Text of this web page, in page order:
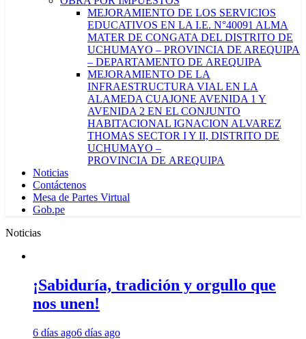
MEJORAMIENTO DE LOS SERVICIOS
EDUCATIVOS EN LA I.E. N°40091 ALMA
MATER DE CONGATA DEL DISTRITO DE
UCHUMAYO – PROVINCIA DE AREQUIPA
– DEPARTAMENTO DE AREQUIPA
MEJORAMIENTO DE LA
INFRAESTRUCTURA VIAL EN LA
ALAMEDA CUAJONE AVENIDA 1 Y
AVENIDA 2 EN EL CONJUNTO
HABITACIONAL IGNACION ALVAREZ
THOMAS SECTOR I Y II, DISTRITO DE
UCHUMAYO –
PROVINCIA DE AREQUIPA
Noticias
Contáctenos
Mesa de Partes Virtual
Gob.pe
Noticias
¡Sabiduría, tradición y orgullo que
nos unen!
6 días ago6 días ago